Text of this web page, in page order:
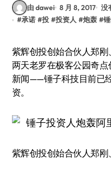
由 dawei 8 月 8, 2017 没
#承诺 #投 #投资人 #炮轰 #
紫辉创投创始合伙人郑刚、锤子科技CEO罗永浩前
两天老罗在极客公园奇
新闻——锤子科技目前已
资。
紫辉创投创始合伙人郑